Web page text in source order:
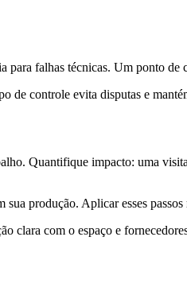
falhas técnicas. Um ponto
de controle evita disputas e
Quantifique impacto: uma
produção. Aplicar esses
clara com o espaço e